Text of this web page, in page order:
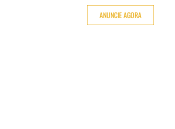
ANUNCIE AGORA